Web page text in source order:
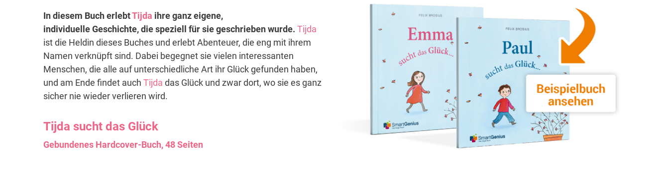
In diesem Buch erlebtTijda ihre ganz eigene,
individuelle Geschichte, die speziell für sie geschrieben wurde. Tijda
ist die Heldin dieses Buches und erlebt Abenteuer, die eng mit ihrem
Namen verknüpft sind. Dabei begegnet sie vielen interessanten
Menschen, die alle auf unterschiedliche Art ihr Glück gefunden haben,
und am Ende findet auch Tijda das Glück und zwar dort, wo sie es ganz
sicher nie wieder verlieren wird.
Tijda sucht das Glück
Gebundenes Hardcover-Buch, 48 Seiten